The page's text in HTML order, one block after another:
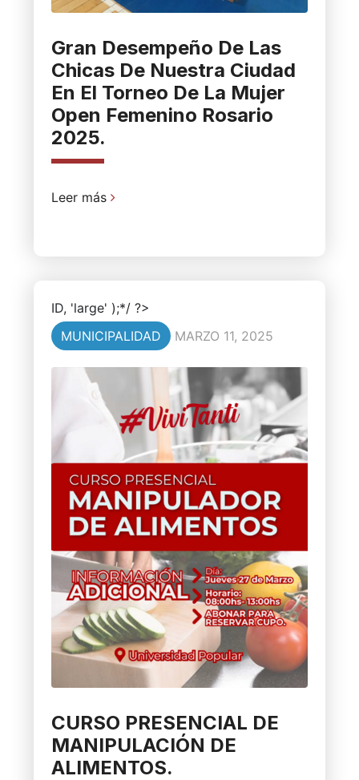
Gran Desempeño De Las
Chicas De Nuestra Ciudad
En El Torneo De La Mujer
Open Femenino Rosario
2025.
Leer más
ID, 'large' );*/ ?>
MUNICIPALIDAD
MARZO 11, 2025
CURSO PRESENCIAL DE
MANIPULACIÓN DE
ALIMENTOS.